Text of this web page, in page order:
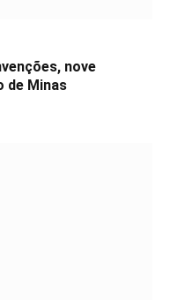
nove
de Minas